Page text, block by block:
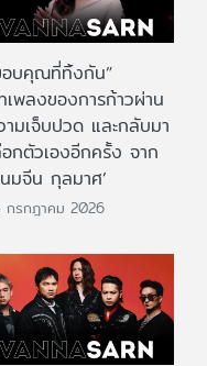
อบคุณที่ทิ้งกัน”
เพลงของการก้าวผ่าน
ามเจ็บปวด และกลับมา
อกตัวเองอีกครั้ง จาก
นมจีน กุลมาศ’
กรกฎาคม 2026